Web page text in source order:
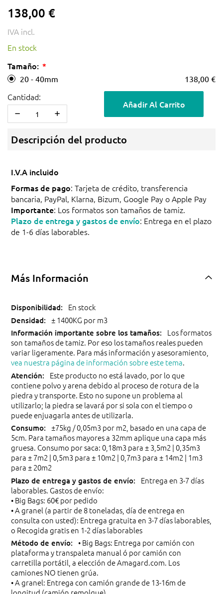
138,00 €
IVA incl.
En stock
Tamaño:
20 - 40mm 138,00 €
Cantidad:
Añadir Al Carrito
Descripción del producto
I.V.A incluido
Formas de pago: Tarjeta de crédito, transferencia
bancaria, PayPal, Klarna, Bizum, Google Pay o Apple Pay
Importante: Los formatos son tamaños de tamiz.
Plazo de entrega y gastos de envío: Entrega en el plazo
de 1-6 días laborables.
Más Información
En stock
± 1400KG por m3
Los formatos
son tamaños de tamiz. Por eso los tamaños reales pueden
variar ligeramente. Para más información y asesoramiento,
vea nuestra página de información sobre este tema.
Este producto no está lavado, por lo que
contiene polvo y arena debido al proceso de rotura de la
piedra y transporte. Esto no supone un problema al
utilizarlo; la piedra se lavará por si sola con el tiempo o
puede enjuagarla antes de utilizarla.
±75kg / 0,05m3 por m2, basado en una capa de
5cm. Para tamaños mayores a 32mm aplique una capa más
gruesa. Consumo por saca: 0,18m3 para ± 3,5m2 | 0,35m3
para ± 7m2 | 0,5m3 para ± 10m2 | 0,7m3 para ± 14m2 | 1m3
para ± 20m2
Entrega en 3-7 días
laborables. Gastos de envío:
• Big Bags: 60€ por pedido
• A granel (a partir de 8 toneladas, día de entrega en
consulta con usted): Entrega gratuita en 3-7 días laborables,
o Recogida gratis en 1-2 días laborables
• Big Bags: Entrega por camión con
plataforma y transpaleta manual ó por camión con
carretilla portátil, a elección de Amagard.com. Los
camiones NO tienen grúa.
• A granel: Entrega con camión grande de 13-16m de